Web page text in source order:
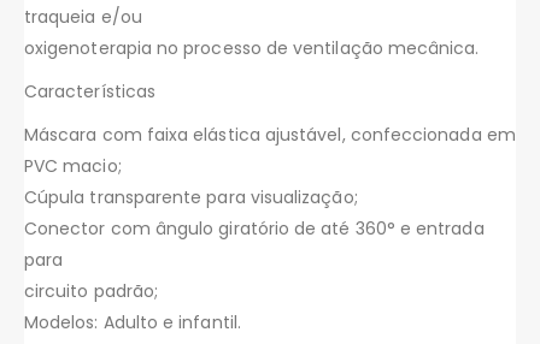
traqueia e/ou
oxigenoterapia no processo de ventilação mecânica.
Características
Máscara com faixa elástica ajustável, confeccionada em
PVC macio;
Cúpula transparente para visualização;
Conector com ângulo giratório de até 360° e entrada
para
circuito padrão;
Modelos: Adulto e infantil.